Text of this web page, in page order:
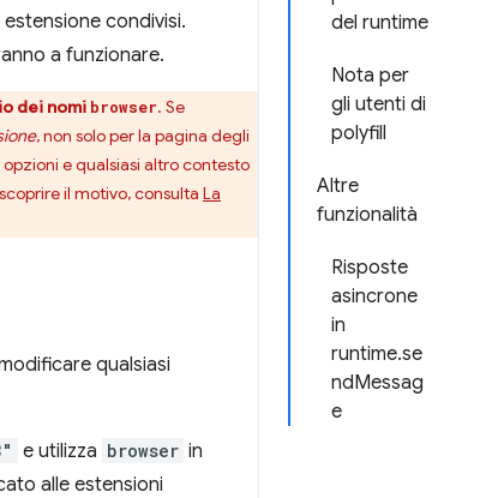
del runtime
Nota per
gli utenti di
polyfill
Altre
funzionalità
Risposte
asincrone
in
runtime.se
ndMessag
e
condivisi.
a funzionare.
dei nomi browser. Se
, non solo per la pagina degli
e qualsiasi altro contesto
il motivo, consulta La
qualsiasi
e utilizza browser in
alle estensioni